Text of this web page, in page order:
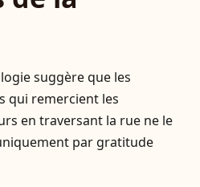
suggère que les
qui remercient les
en traversant la rue ne le
par gratitude